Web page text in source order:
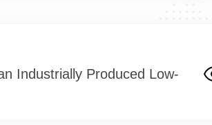
Industrially Produced Low-